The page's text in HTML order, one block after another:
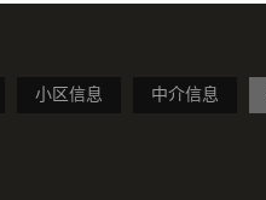
小区信息 中介信息